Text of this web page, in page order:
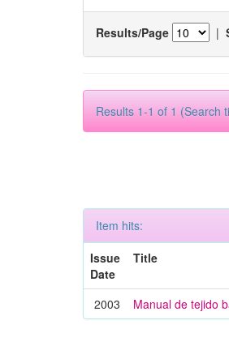
Results/Page |
Results 1-1 of 1 (Search
Item hits:
Issue
Date
Title
2003 Manual de tejido